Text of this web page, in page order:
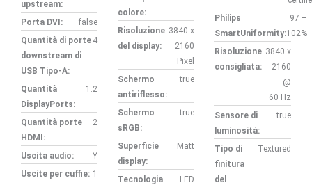
upstream:
Porta DVI:
false
Quantità di porte
downstream di
USB Tipo-A:
4
Quantità
DisplayPorts:
1.2
Quantità porte
HDMI:
2
Uscita audio:
Y
Uscite per cuffie: 1
colore:
Risoluzione
del display:
3840 x
2160
Pixel
Schermo
antiriflesso:
true
Schermo
sRGB:
true
Superficie
display:
Matt
Tecnologia
LED
Philips
SmartUniformity:
97 –
102%
Risoluzione
consigliata:
3840 x
2160
@
60 Hz
Sensore di
luminosità:
true
Tipo di
finitura
del
Textured